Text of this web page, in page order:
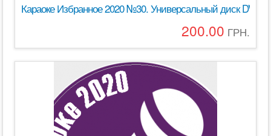
Караоке Избранное 2020 №30. Универсальный диск DVD
200.00 ГРН.